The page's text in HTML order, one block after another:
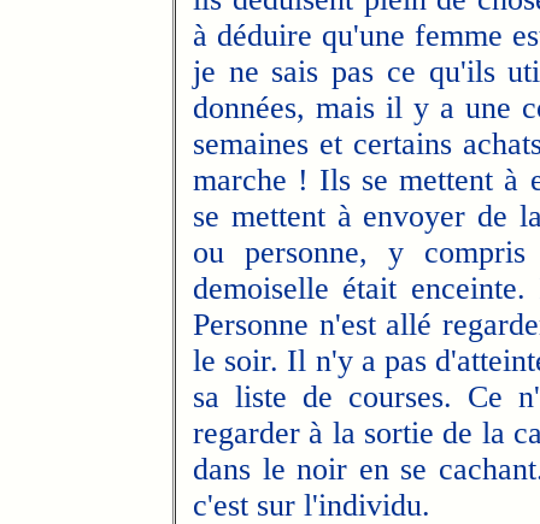
à déduire qu'une femme
je ne sais pas ce qu'ils
données, mais il y a une
semaines et certains
marche ! Ils se mettent à
se mettent à envoyer de
ou personne, y
demoiselle était
Personne n'est allé
le soir. Il n'y a pas
sa liste de courses. Ce
regarder à la sortie de la
dans le noir en se
c'est sur l'individu.